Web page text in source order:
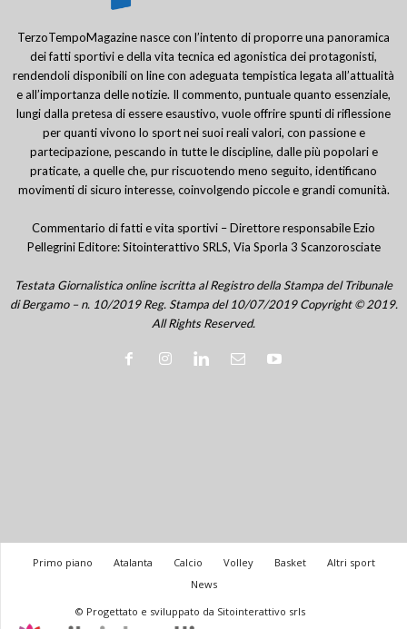
TerzoTempoMagazine nasce con l’intento di proporre una panoramica
dei fatti sportivi e della vita tecnica ed agonistica dei protagonisti,
rendendoli disponibili on line con adeguata tempistica legata all’attualità
e all’importanza delle notizie. Il commento, puntuale quanto essenziale,
lungi dalla pretesa di essere esaustivo, vuole offrire spunti di riflessione
per quanti vivono lo sport nei suoi reali valori, con passione e
partecipazione, pescando in tutte le discipline, dalle più popolari e
praticate, a quelle che, pur riscuotendo meno seguito, identificano
movimenti di sicuro interesse, coinvolgendo piccole e grandi comunità.
Commentario di fatti e vita sportivi – Direttore responsabile Ezio
Pellegrini Editore: Sitointerattivo SRLS, Via Sporla 3 Scanzorosciate
Testata Giornalistica online iscritta al Registro della Stampa del Tribunale
di Bergamo – n. 10/2019 Reg. Stampa del 10/07/2019 Copyright © 2019.
All Rights Reserved.
Primo piano Atalanta Calcio Volley Basket
Altri sport
News
© Progettato e sviluppato da Sitointerattivo srls